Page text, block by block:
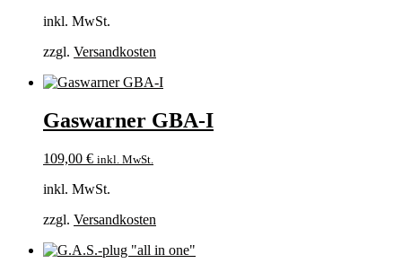
inkl. MwSt.
zzgl. Versandkosten
Gaswarner GBA-I
109,00 € inkl. MwSt.
inkl. MwSt.
zzgl. Versandkosten